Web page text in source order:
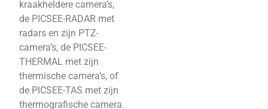
kraakheldere camera’s,
de PICSEE-RADAR met
radars en zijn PTZ-
camera’s, de PICSEE-
THERMAL met zijn
thermische camera’s, of
de PICSEE-TAS met zijn
thermografische camera.